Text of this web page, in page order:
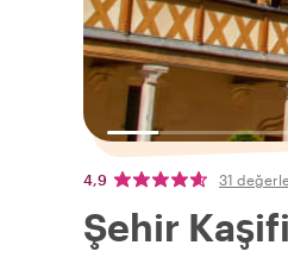
4,9 31
Şehir